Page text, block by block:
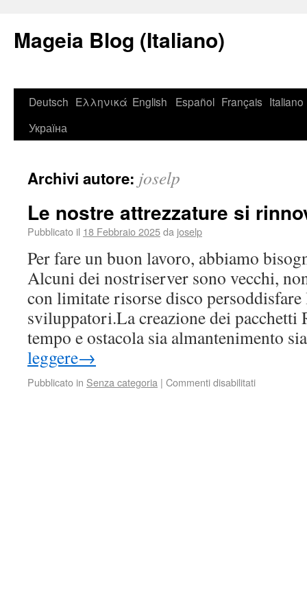
Mageia Blog (Italiano)
Deutsch Ελληνικά English Español Français Italiano
Україна
Archivi autore: joselp
Le nostre attrezzature si
Pubblicato il 18 Febbraio 2025da joselp
Per fare un buon lavoro, abbiamo
Alcuni dei nostriserver sono vecchi,
con limitate risorse disco persoddisfare
sviluppatori.La creazione dei
tempo e ostacola sia almantenimento
leggere→
Pubblicato in Senza categoria | Commenti disabilitati